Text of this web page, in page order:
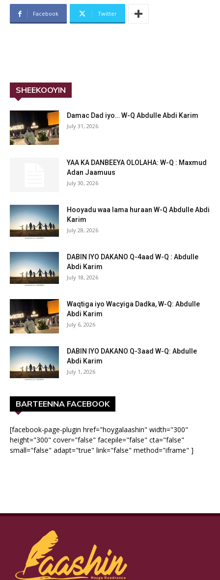
Facebook Twitter
SHEEKOOYIN
Damac Dad iyo… W-Q Abdulle Abdi Karim
July 31, 2026
YAA KA DANBEEYA OLOLAHA: W-Q : Maxmud
Adan Jaamuus
July 30, 2026
Hooyadu waa lama huraan W-Q Abdulle Abdi
Karim
July 28, 2026
DABIN IYO DAKANO Q-4aad W-Q : Abdulle
Abdi Karim
July 18, 2026
Waqtiga iyo Wacyiga Dadka, W-Q: Abdulle
Abdi Karim
July 6, 2026
DABIN IYO DAKANO Q-3aad W-Q: Abdulle
Abdi Karim
July 1, 2026
BARTEENNA FACEBOOK
[facebook-page-plugin href="hoygalaashin" width="300"
height="300" cover="false" facepile="false" cta="false"
small="false" adapt="true" link="false" method="iframe" ]